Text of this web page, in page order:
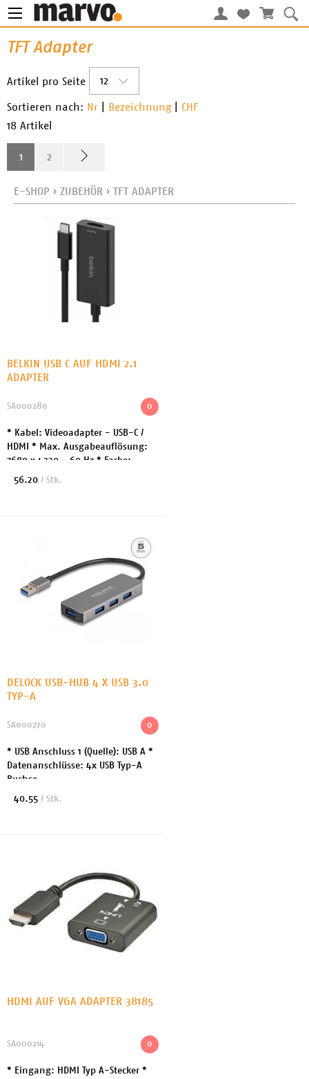
TFT Adapter
Artikel pro Seite 12
Sortieren nach: Nr Bezeichnung
CHF
18 Artikel
1 2
E-SHOP › ZUBEHÖR › TFT ADAPTER
BELKIN USB C AUF HDMI 2.1
ADAPTER
0
SA000280
* Kabel: Videoadapter - USB-C /
HDMI * Max. Ausgabeauflösung:
7680 x 4320 - 60 Hz * Farbe:
Schwarz * Anschlüsse: USB-C /
56.20 / Stk.
DELOCK USB-HUB 4 X USB 3.0
TYP-A
0
SA000270
* USB Anschluss 1 (Quelle): USB A *
Datenanschlüsse: 4x USB Typ-A
Buchse
40.55 / Stk.
HDMI AUF VGA ADAPTER 38185
0
SA000214
* Eingang: HDMI Typ A-Stecker *